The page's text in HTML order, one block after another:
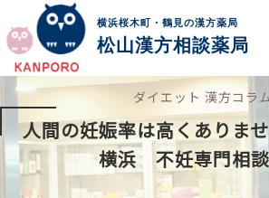
横浜桜木町・鶴見の漢方薬局
松山漢方相談薬局
ダイエット 漢方コラ
人間の妊娠率は高くあり
横浜 不妊専門相